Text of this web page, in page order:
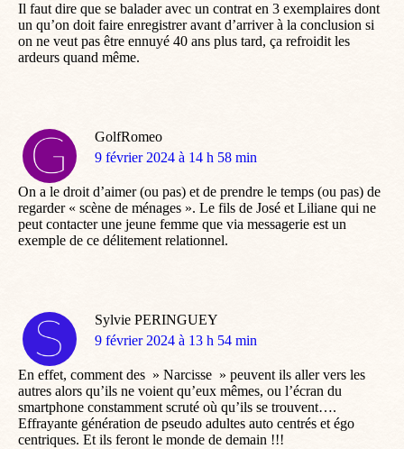
Il faut dire que se balader avec un contrat en 3 exemplaires dont
un qu’on doit faire enregistrer avant d’arriver à la conclusion si
on ne veut pas être ennuyé 40 ans plus tard, ça refroidit les
ardeurs quand même.
GolfRomeo
dit
9 février 2024 à 14 h 58 min
On a le droit d’aimer (ou pas) et de prendre le temps (ou pas) de
regarder « scène de ménages ». Le fils de José et Liliane qui ne
peut contacter une jeune femme que via messagerie est un
exemple de ce délitement relationnel.
Sylvie PERINGUEY
dit
9 février 2024 à 13 h 54 min
En effet, comment des » Narcisse » peuvent ils aller vers les
autres alors qu’ils ne voient qu’eux mêmes, ou l’écran du
smartphone constamment scruté où qu’ils se trouvent….
Effrayante génération de pseudo adultes auto centrés et égo
centriques. Et ils feront le monde de demain !!!